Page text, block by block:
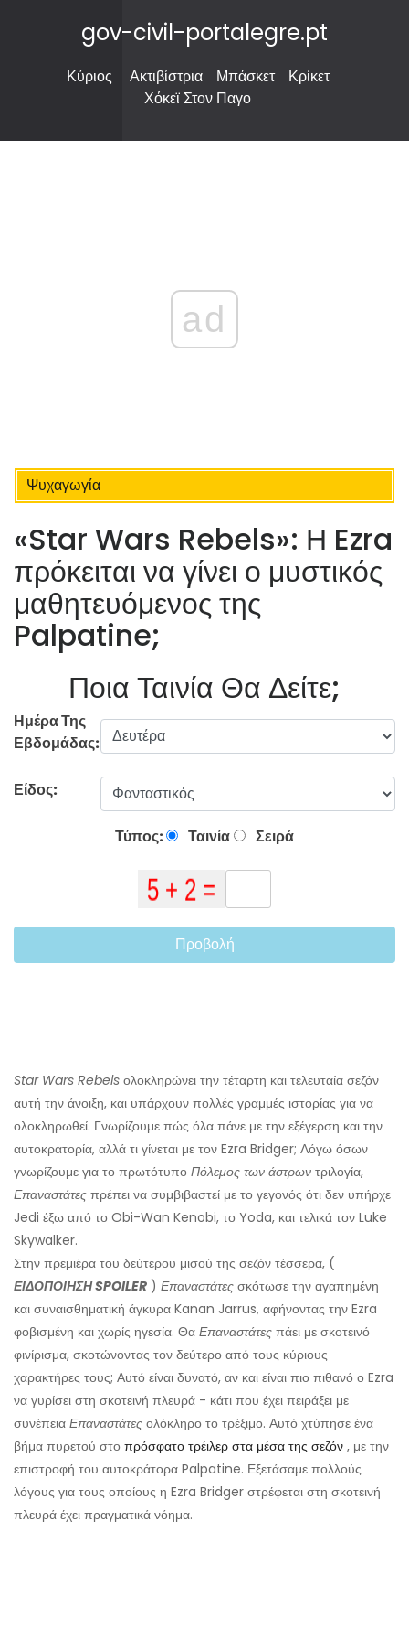
gov-civil-portalegre.pt
Κύριος Ακτιβίστρια Μπάσκετ
Κρίκετ
Χόκεϊ Στον Παγο
ad
Ψυχαγωγία
«Star Wars Rebels»: Η Ezra
πρόκειται να γίνει ο μυστικός
μαθητευόμενος της
Palpatine;
Ποια Ταινία Θα Δείτε;
Ημέρα Της
Εβδομάδας:
Είδος:
Τύπος: Ταινία Σειρά
Προβολή
Star Wars Rebels ολοκληρώνει την τέταρτη και τελευταία σεζόν
αυτή την άνοιξη, και υπάρχουν πολλές γραμμές ιστορίας για να
ολοκληρωθεί. Γνωρίζουμε πώς όλα πάνε με την εξέγερση και την
αυτοκρατορία, αλλά τι γίνεται με τον Ezra Bridger; Λόγω όσων
γνωρίζουμε για το πρωτότυπο Πόλεμος των άστρων τριλογία,
Επαναστάτες πρέπει να συμβιβαστεί με το γεγονός ότι δεν υπήρχε
Jedi έξω από το Obi-Wan Kenobi, το Yoda, και τελικά τον Luke
Skywalker.
Στην πρεμιέρα του δεύτερου μισού της σεζόν τέσσερα, (
ΕΙΔΟΠΟΙΗΣΗ SPOILER ) Επαναστάτες σκότωσε την αγαπημένη
και συναισθηματική άγκυρα Kanan Jarrus, αφήνοντας την Ezra
φοβισμένη και χωρίς ηγεσία. Θα Επαναστάτες πάει με σκοτεινό
φινίρισμα, σκοτώνοντας τον δεύτερο από τους κύριους
χαρακτήρες τους; Αυτό είναι δυνατό, αν και είναι πιο πιθανό ο Ezra
να γυρίσει στη σκοτεινή πλευρά - κάτι που έχει πειράξει με
συνέπεια Επαναστάτες ολόκληρο το τρέξιμο. Αυτό χτύπησε ένα
βήμα πυρετού στο πρόσφατο τρέιλερ στα μέσα της σεζόν , με την
επιστροφή του αυτοκράτορα Palpatine. Εξετάσαμε πολλούς
λόγους για τους οποίους η Ezra Bridger στρέφεται στη σκοτεινή
πλευρά έχει πραγματικά νόημα.